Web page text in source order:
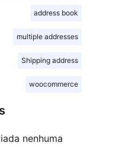
address book
multiple addresses
Shipping address
woocommerce
nenhuma